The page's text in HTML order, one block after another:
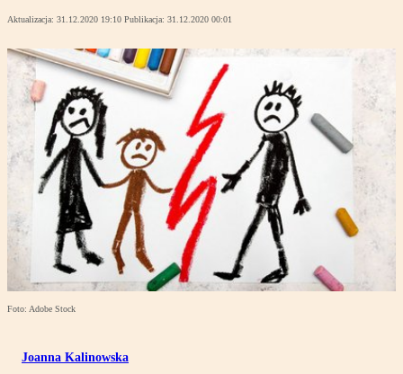
Aktualizacja: 31.12.2020 19:10 Publikacja: 31.12.2020 00:01
Foto: Adobe Stock
Joanna Kalinowska